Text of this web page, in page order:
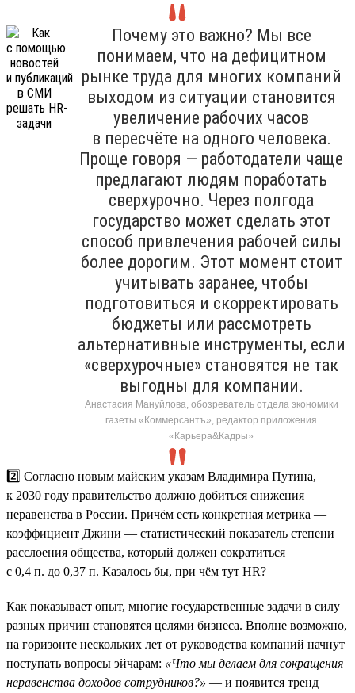
Почему это важно? Мы все
понимаем, что на дефицитном
рынке труда для многих компаний
выходом из ситуации становится
увеличение рабочих часов
в пересчёте на одного человека.
Проще говоря — работодатели чаще
предлагают людям поработать
сверхурочно. Через полгода
государство может сделать этот
способ привлечения рабочей силы
более дорогим. Этот момент стоит
учитывать заранее, чтобы
подготовиться и скорректировать
бюджеты или рассмотреть
альтернативные инструменты, если
«сверхурочные» становятся не так
выгодны для компании.
Анастасия Мануйлова, обозреватель отдела экономики
газеты «Коммерсантъ», редактор приложения
«Карьера&Кадры»
2️⃣ Согласно новым майским указам Владимира Путина,
к 2030 году правительство должно добиться снижения
неравенства в России. Причём есть конкретная метрика —
коэффициент Джини — статистический показатель степени
расслоения общества, который должен сократиться
с 0,4 п. до 0,37 п. Казалось бы, при чём тут HR?
Как показывает опыт, многие государственные задачи в силу
разных причин становятся целями бизнеса. Вполне возможно,
на горизонте нескольких лет от руководства компаний начнут
поступать вопросы эйчарам: «Что мы делаем для сокращения
неравенства доходов сотрудников?» — и появится тренд